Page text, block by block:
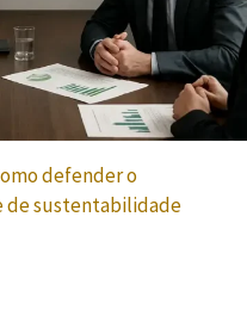
defender o
de sustentabilidade